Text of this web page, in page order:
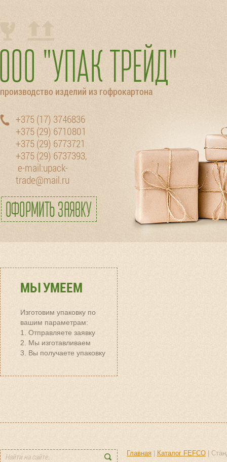
производство изделий из гофрокартона
+375 (17) 3746836
+375 (29) 6710801
+375 (29) 6773721
+375 (29) 6737393,
e-mail:upack-
trade@mail.ru
МЫ УМЕЕМ
Изготовим упаковку по
вашим параметрам:
1. Отправляете заявку
2. Мы изготавливаем
3. Вы получаете упаковку
Главная Каталог FEFCO |